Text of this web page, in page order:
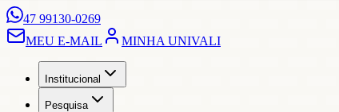
47 99130-0269
MEU E-MAIL
MINHA UNIVALI
Institucional
Pesquisa